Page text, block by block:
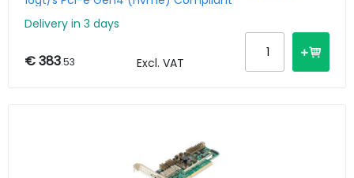
Delivery in 3 days
€ 383.53 Excl. VAT